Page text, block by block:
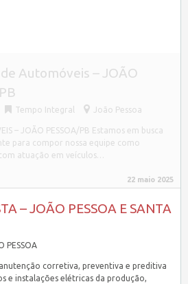
Automóveis – JOÃO
Tempo Integral João Pessoa
– JOÃO PESSOA/PB Estamos em busca
para compor nossa equipe como
atuação em veículos…
22 maio 2025
– JOÃO PESSOA E SANTA
PESSOA
corretiva, preventiva e preditiva
e instalações elétricas da produção,